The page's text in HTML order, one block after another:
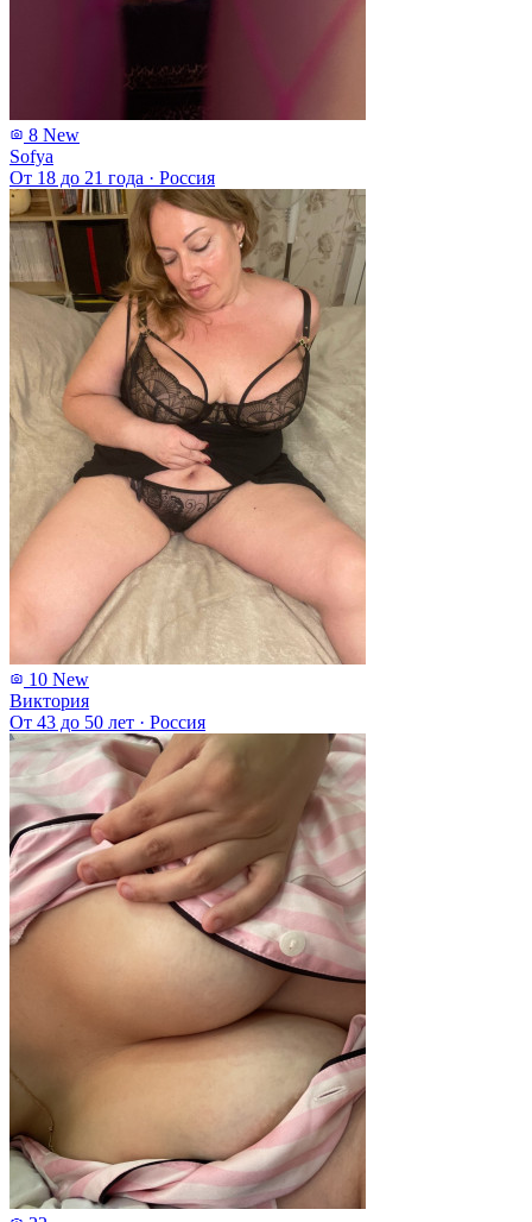
8 New
Sofya
От 18 до 21 года · Россия
10 New
Виктория
От 43 до 50 лет · Россия